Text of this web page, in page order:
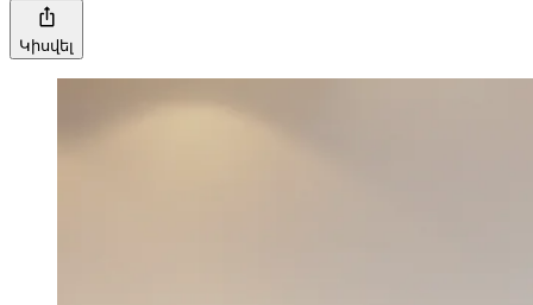
Կիսվել